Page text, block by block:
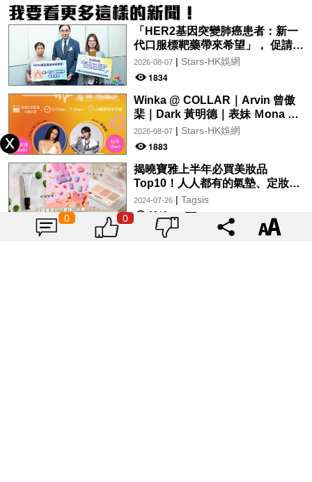
「HER2基因突變肺癌患者：新一
代口服標靶藥帶來希望」， 促請政
府加快納入藥物名冊，助患者及早
受惠
2026-08-07| Stars-HK娛網
1834
Winka @ COLLAR｜Arvin 曾傲
棐｜Dark 黃明德｜表妹 Ｍona 8
月29日起登陸L5維港空中花園 |
wwwtc mall 首度呈獻「Music
2026-08-07| Stars-HK娛網
1883
揭曉寶雅上半年必買美妝品
Top10！人人都有的氣墊、定妝噴
霧、保養品～幫你找到最值得入手
的好物♡
2024-07-26| Tagsis
6918
用色彩為奧運加油！2024巴黎奧運
0 0